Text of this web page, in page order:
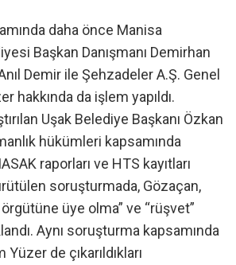
daha önce Manisa
Başkan Danışmanı Demirhan
Demir ile Şehzadeler A.Ş. Genel
hakkında da işlem yapıldı.
Uşak Belediye Başkanı Özkan
hükümleri kapsamında
raporları ve HTS kayıtları
soruşturmada, Gözaçan,
örgütüne üye olma” ve “rüşvet”
Aynı soruşturma kapsamında
de çıkarıldıkları